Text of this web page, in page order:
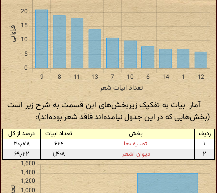
آمار ابیات به تفکیک زیربخش‌های این قسمت به شرح زیر است
(بخش‌هایی که در این جدول نیامده‌اند فاقد شعر بوده‌اند):
ردیف بخش تعداد ابیات
درصد از کل
۱
تصنیف‌ها ۶۲۶
۳۰٫۷۸
۲
دیوان اشعار ۱٬۴۰۸ ۶۹٫۲۲